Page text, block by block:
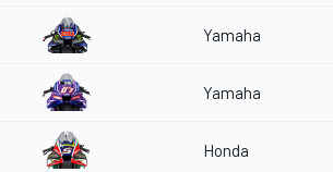
Yamaha
Yamaha
Honda